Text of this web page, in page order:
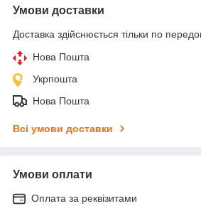
Умови доставки
Доставка здійснюється тільки по
Нова Пошта
Укрпошта
Нова Пошта
Всі умови доставки
Умови оплати
Оплата за реквізитами